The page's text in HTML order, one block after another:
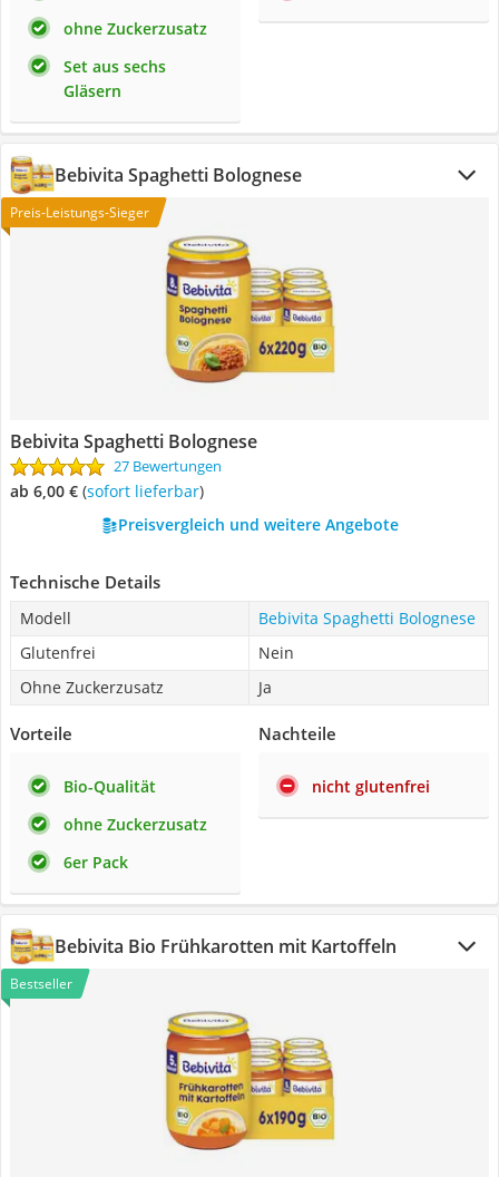
ohne Zuckerzusatz
Set aus sechs
Gläsern
Bebivita Spaghetti Bolognese
Preis-Leistungs-Sieger
Bebivita Spaghetti Bolognese
27 Bewertungen
ab 6,00 € ( Sofort lieferbar)
Preisvergleich und weitere Angebote
Technische Details
Modell
Bebivita Spaghetti Bolognese
Glutenfrei
Nein
Ohne Zuckerzusatz
Ja
Vorteile
Bio-Qualität
ohne Zuckerzusatz
6er Pack
Nachteile
nicht glutenfrei
Bebivita Bio Frühkarotten mit Kartoffeln
Bestseller